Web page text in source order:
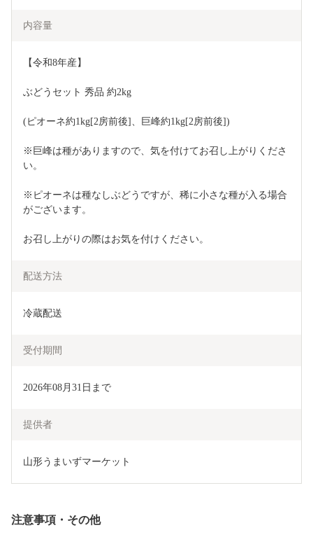
内容量
【令和8年産】
ぶどうセット 秀品 約2kg
(ピオーネ約1kg[2房前後]、巨峰約1kg[2房前後])
※巨峰は種がありますので、気を付けてお召し上がりくださ
い。
※ピオーネは種なしぶどうですが、稀に小さな種が入る場合
がございます。
お召し上がりの際はお気を付けください。
配送方法
冷蔵配送
受付期間
2026年08月31日まで
提供者
山形うまいずマーケット
注意事項・その他